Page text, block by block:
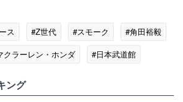
ス #Z世代 #スモーク
#角田裕毅
クラーレン・ホンダ #日本武道館
ング